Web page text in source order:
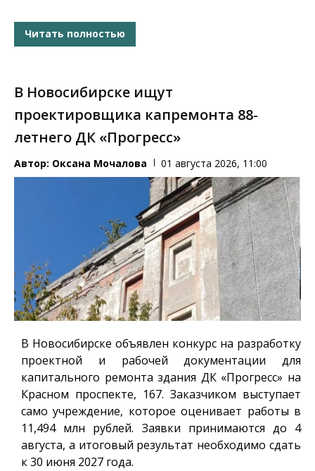
Читать полностью
В Новосибирске ищут
проектировщика капремонта 88-
летнего ДК «Прогресс»
Автор: Оксана Мочалова 01 августа 2026, 11:00
В Новосибирске объявлен конкурс на разработку
проектной и рабочей документации для
капитального ремонта здания ДК «Прогресс» на
Красном проспекте, 167. Заказчиком выступает
само учреждение, которое оценивает работы в
11,494 млн рублей. Заявки принимаются до 4
августа, а итоговый результат необходимо сдать
к 30 июня 2027 года.